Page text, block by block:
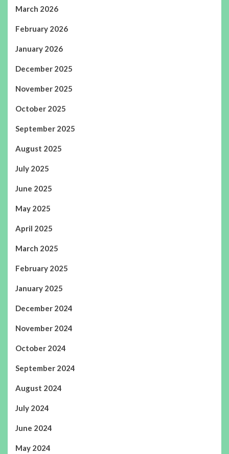
March 2026
February 2026
January 2026
December 2025
November 2025
October 2025
September 2025
August 2025
July 2025
June 2025
May 2025
April 2025
March 2025
February 2025
January 2025
December 2024
November 2024
October 2024
September 2024
August 2024
July 2024
June 2024
May 2024